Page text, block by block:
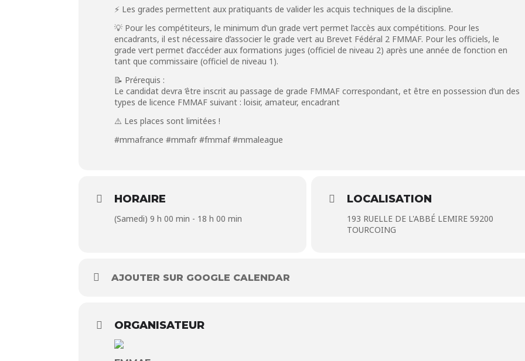
⚡ Les grades permettent aux pratiquants de valider les acquis techniques de la discipline.
💡 Pour les compétiteurs, le minimum d’un grade vert permet l’accès aux compétitions. Pour les
encadrants, il est nécessaire d’associer le grade vert au Brevet Fédéral 2 FMMAF. Pour les officiels, le
grade vert permet d’accéder aux formations juges (officiel de niveau 2) après une année de fonction en
tant que commissaire (officiel de niveau 1).
📝 Prérequis :
Le candidat devra ‘être inscrit au passage de grade FMMAF correspondant, et être en possession d’un des
types de licence FMMAF suivant : loisir, amateur, encadrant
⚠️ Les places sont limitées !
#mmafrance #mmafr #fmmaf #mmaleague
HORAIRE
(Samedi) 9 h 00 min - 18 h 00 min
LOCALISATION
193 RUELLE DE L'ABBÉ LEMIRE 59200
TOURCOING
AJOUTER SUR GOOGLE CALENDAR
ORGANISATEUR